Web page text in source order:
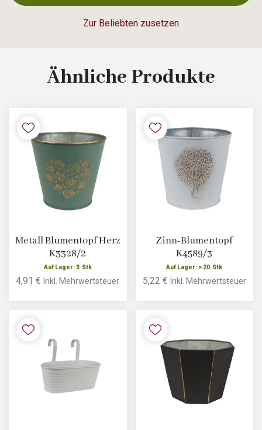
Zur Beliebten zusetzen
Ähnliche Produkte
Metall Blumentopf Herz
K3328/2
Auf Lager: 3 Stk
4,91 €Inkl. Mehrwertsteuer
Zinn-Blumentopf
K4589/3
Auf Lager: > 20 Stk
5,22 € Inkl. Mehrwertsteuer